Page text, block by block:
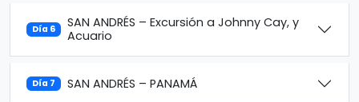
Día 6
SAN ANDRÉS – Excursión a Johnny Cay, y
Acuario
Día 7 SAN ANDRÉS – PANAMÁ